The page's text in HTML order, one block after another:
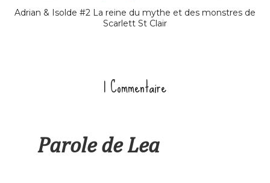
Adrian & Isolde #2 La reine du mythe et des monstres de
Scarlett St Clair
1 Commentaire
Parole de Lea